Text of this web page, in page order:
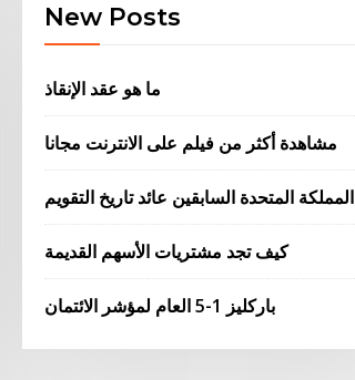
New Posts
ما هو عقد الإنقاذ
مشاهدة أكثر من فيلم على الانترنت مجانا
المملكة المتحدة السابقين عائد تاريخ التقويم
كيف تجد مشتريات الأسهم القديمة
باركليز 1-5 العام لمؤشر الائتمان